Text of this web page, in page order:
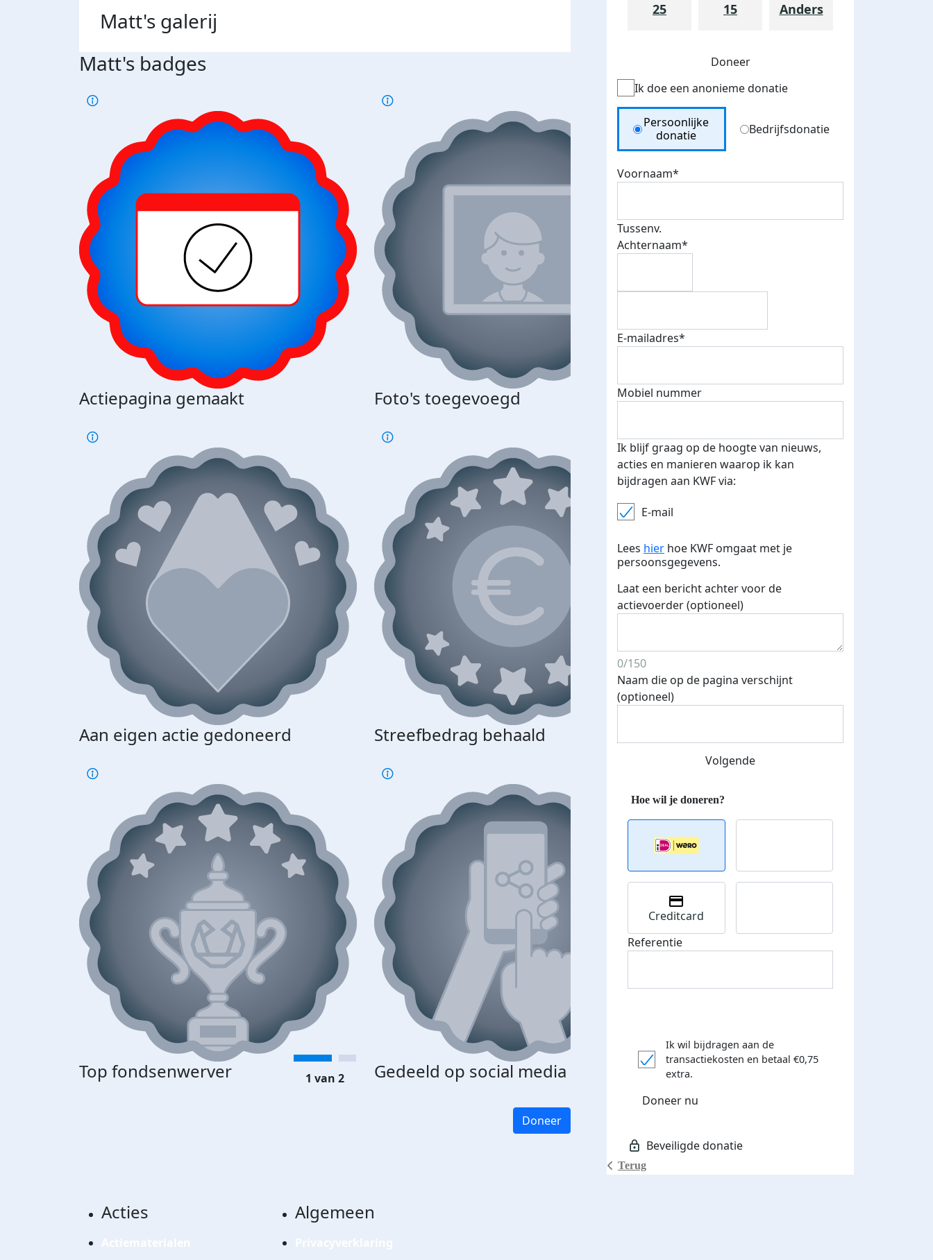
Matt's galerij
Matt's badges
Actiepagina gemaakt Foto's toegevoegd E-mails verstuurd
Aan eigen actie gedoneerd Streefbedrag behaald
Top fondsenwerver Gedeeld op social media Donateurs bedankt
€500 euro opgehaald: t-shirt
1 van 2
Doneer
25 15 Anders
Doneer
Ik doe een anonieme donatie
Donation Type
Persoonlijke
donatie
Bedrijfsdonatie
Voornaam*
Tussenv.
Achternaam*
E-mailadres*
Mobiel nummer
Ik blijf graag op de hoogte van nieuws,
acties en manieren waarop ik kan
bijdragen aan KWF via:
E-mail
Lees hier hoe KWF omgaat met je
persoonsgegevens.
Laat een bericht achter voor de
actievoerder (optioneel)
0/150
Naam die op de pagina verschijnt
(optioneel)
Volgende
Terug
Creditcard
Referentie
Ik wil bijdragen aan de
transactiekosten en betaal €0,75
extra.
Doneer nu
Acties Algemeen